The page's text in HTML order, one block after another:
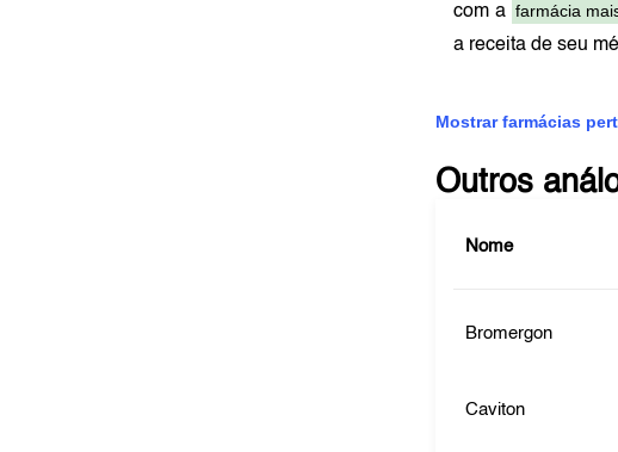
com a farmácia
a receita de seu
Mostrar farmácias
Outros
Nome
Bromergon
Caviton